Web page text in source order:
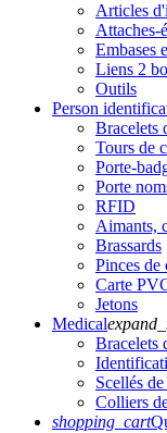
Articles
Attaches-
Embases
Liens 2
Outils
Person
Bracelets
Tours de
Porte-
Porte
RFID
Aimants,
Brassards
Pinces de
Carte
Jetons
Medical
Bracelets
Scellés
Colliers
shopping_cart